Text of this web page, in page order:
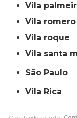
vila
vila romero
vila roque
vila santa
São Paulo
Vila Rica